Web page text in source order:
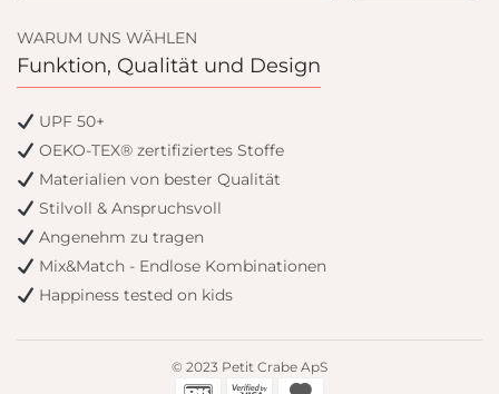
WARUM UNS WÄHLEN
Funktion, Qualität und Design
UPF 50+
OEKO-TEX® zertifiziertes Stoffe
Materialien von bester Qualität
Stilvoll & Anspruchsvoll
Angenehm zu tragen
Mix&Match - Endlose Kombinationen
Happiness tested on kids
© 2023 Petit Crabe ApS
OFF
and get email only
you join.